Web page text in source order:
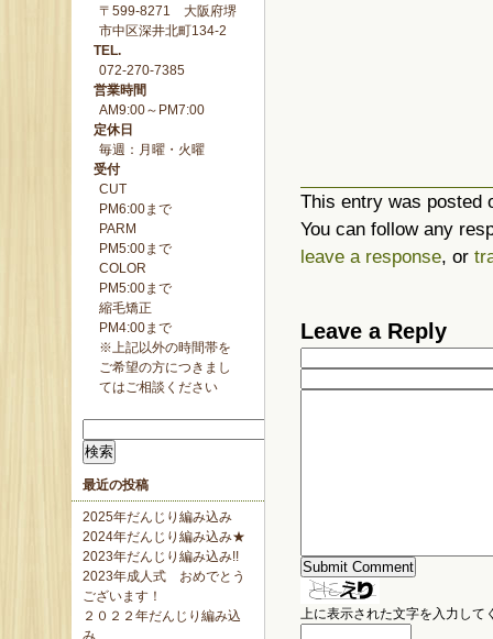
〒599-8271 大阪府堺
市中区深井北町134-2
TEL.
072-270-7385
営業時間
AM9:00～PM7:00
定休日
毎週：月曜・火曜
受付
CUT
PM6:00まで
PARM
PM5:00まで
COLOR
PM5:00まで
縮毛矯正
PM4:00まで
※上記以外の時間帯を
ご希望の方につきまし
てはご相談ください
索:
最近の投稿
2025年だんじり編み込み
2024年だんじり編み込み★
2023年だんじり編み込み!!
2023年成人式 おめでとう
ございます！
２０２２年だんじり編み込
み
This entry was posted
You can follow any
leave a response, or
Leave a Reply
上に表示された文字を入力して